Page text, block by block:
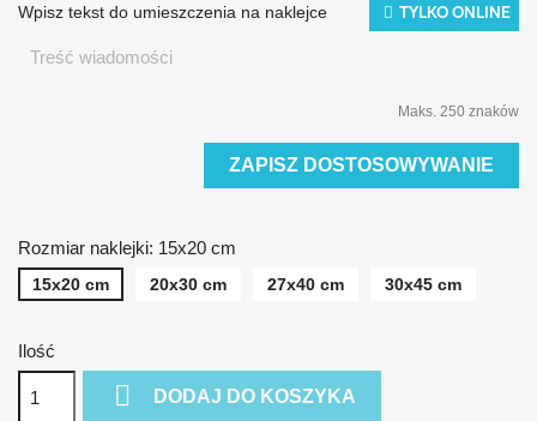
TYLKO ONLINE
Wpisz tekst do umieszczenia na naklejce
Maks. 250 znaków
ZAPISZ DOSTOSOWYWANIE
Rozmiar naklejki: 15x20 cm
15x20 cm 20x30 cm 27x40 cm 30x45 cm
Ilość
 DODAJ DO KOSZYKA